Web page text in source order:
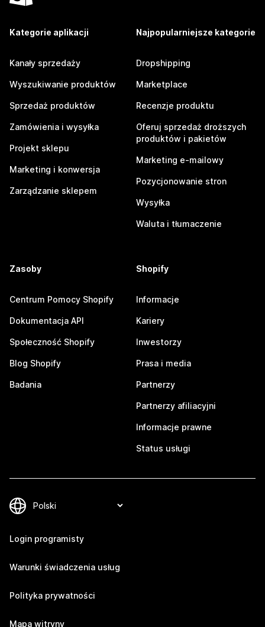
Kategorie aplikacji
Kanały sprzedaży
Wyszukiwanie produktów
Sprzedaż produktów
Zamówienia i wysyłka
Projekt sklepu
Marketing i konwersja
Zarządzanie sklepem
Najpopularniejsze kategorie
Dropshipping
Marketplace
Recenzje produktu
Oferuj sprzedaż droższych
produktów i pakietów
Marketing e-mailowy
Pozycjonowanie stron
Wysyłka
Waluta i tłumaczenie
Zasoby
Centrum Pomocy Shopify
Dokumentacja API
Społeczność Shopify
Blog Shopify
Badania
Shopify
Informacje
Kariery
Inwestorzy
Prasa i media
Partnerzy
Partnerzy afiliacyjni
Informacje prawne
Status usługi
Login programisty
Warunki świadczenia usług
Polityka prywatności
Mapa witryny